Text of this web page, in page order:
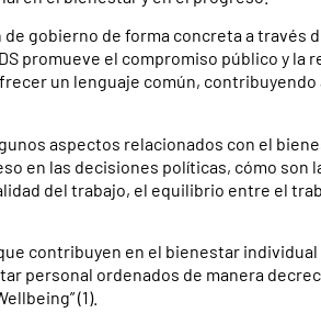
gobierno de forma concreta a través
promueve el compromiso público y la
un lenguaje común, contribuyendo
aspectos relacionados con el
en las decisiones políticas, cómo son
del trabajo, el equilibrio entre el
contribuyen en el bienestar individual
personal ordenados de manera
(1).